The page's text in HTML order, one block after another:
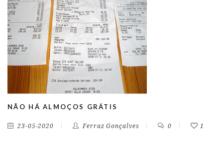
NÃO HÁ ALMOÇOS GRÁTIS
23-05-2020 Ferraz Gonçalves 0 1